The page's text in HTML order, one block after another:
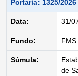
Portaria: 1325/2026
Data: 31/
Fundo: FMS
Súmula:
de